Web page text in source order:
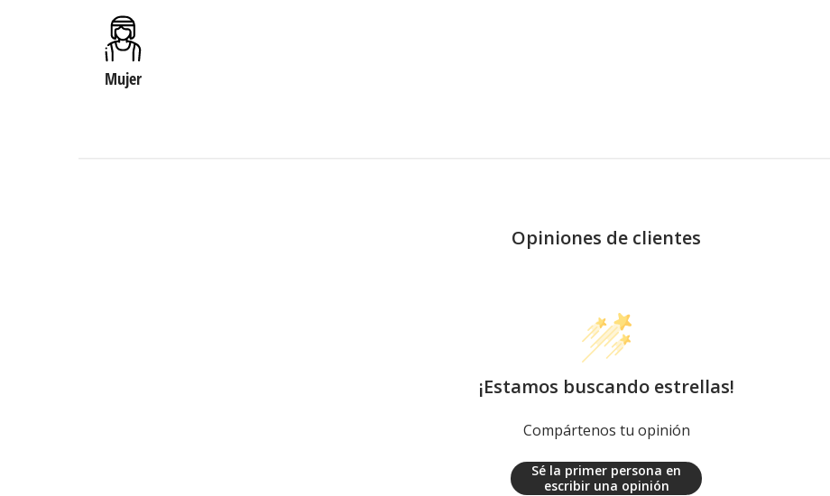
Mujer
Opiniones de clientes
¡Estamos buscando estrellas!
Compártenos tu opinión
Sé la primer persona en
escribir una opinión